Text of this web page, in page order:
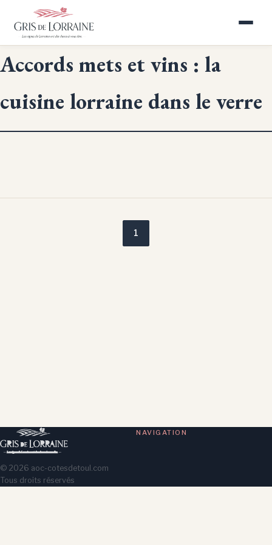
Accords mets et vins : la
cuisine lorraine dans le verre
1
NAVIGATION
© 2026 aoc-cotesdetoul.com
Tous droits réservés